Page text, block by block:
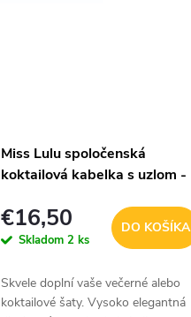
Miss Lulu spoločenská
koktailová kabelka s uzlom -
€16,50
Skladom 2 ks
DO KOŠÍKA
Skvele doplní vaše večerné alebo
koktailové šaty. Vysoko elegantná